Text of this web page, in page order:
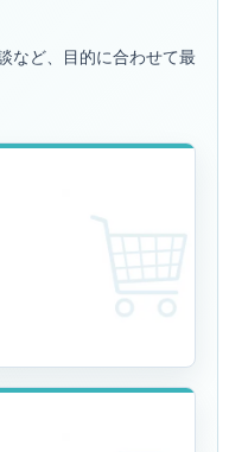
など、目的に合わせて最